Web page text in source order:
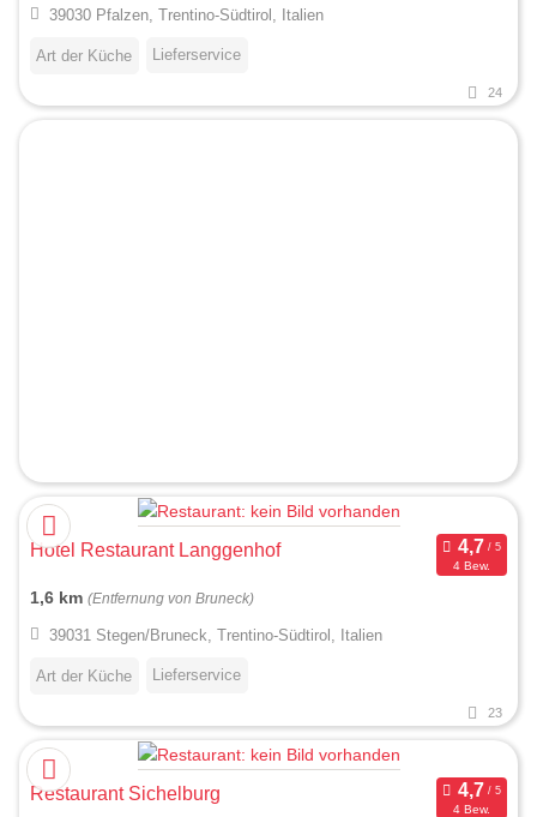
39030 Pfalzen, Trentino-Südtirol, Italien
Art der Küche Lieferservice
24
Hotel Restaurant Langgenhof
4 Bew.
1,6 km (Entfernung von Bruneck)
39031 Stegen/Bruneck, Trentino-Südtirol, Italien
Art der Küche Lieferservice
23
Restaurant Sichelburg
4 Bew.